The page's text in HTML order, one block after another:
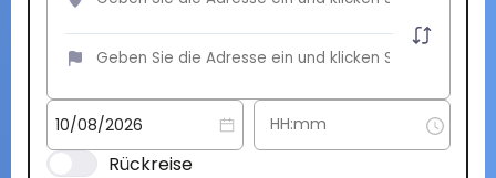
Rückreise